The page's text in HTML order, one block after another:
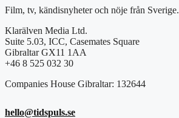
Film, tv, kändisnyheter och nöje från Sverige.
Klarälven Media Ltd.
Suite 5.03, ICC, Casemates Square
Gibraltar GX11 1AA
+46 8 525 032 30
Companies House Gibraltar: 132644
hello@tidspuls.se